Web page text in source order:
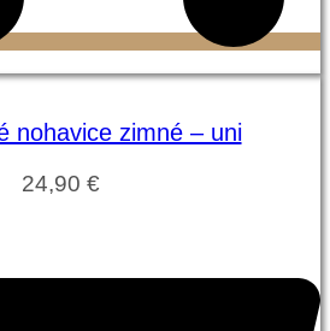
nohavice zimné – uni
24,90 €